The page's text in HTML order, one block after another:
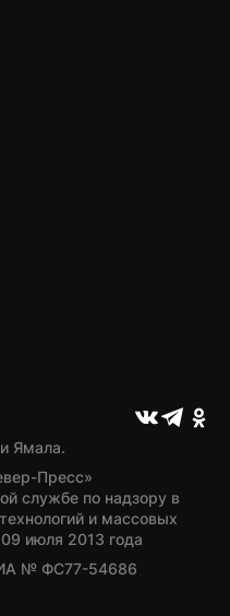
Ямала.
Пресс»
службе по надзору в
и массовых
июля 2013 года
ИА № ФС77-54686